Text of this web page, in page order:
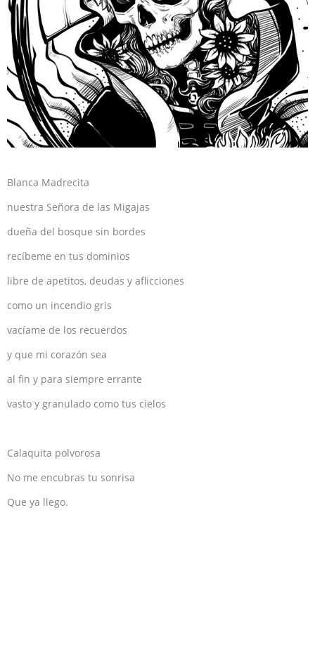
Blanca Madrecita
nuestra Señora de las Migajas
dueña del bosque sin bordes
recíbeme en tus dominios
libre de apetitos, deudas y aflicciones
como un incendio gris
vacíame de los recuerdos
y que mi corazón sea
al fin y para siempre errante
vasto y granulado como tus cielos
Calaquita polvorosa
No me encubras tu sonrisa
Que ya llego.